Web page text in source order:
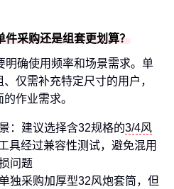
采购还是组套更划算？
明确使用频率和场景需求。单
仅需补充特定尺寸的用户，
作业需求。
：建议选择含32规格的3/4风
具经过兼容性测试，避免混用
问题
独采购加厚型32风炮套筒，但